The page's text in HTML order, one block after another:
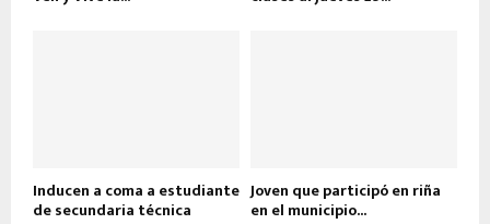
Inducen a coma a estudiante
de secundaria técnica
Joven que participó en riña
en el municipio...